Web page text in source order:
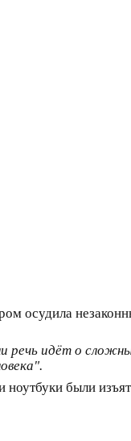
осудила
речь идёт о
были